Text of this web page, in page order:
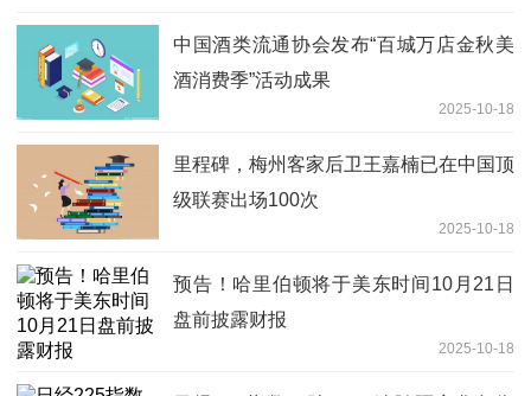
中国酒类流通协会发布“百城万店金秋美
酒消费季”活动成果
2025-10-18
里程碑，梅州客家后卫王嘉楠已在中国顶
级联赛出场100次
2025-10-18
预告！哈里伯顿将于美东时间10月21日
盘前披露财报
2025-10-18